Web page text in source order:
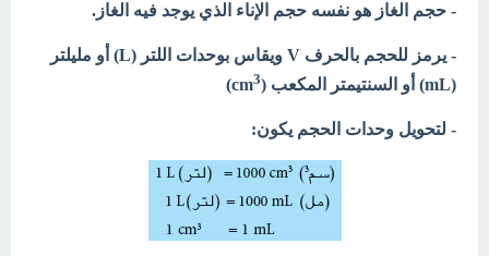
- حجم الغاز هو نفسه حجم الإناء الذي يوجد فيه الغاز.
- يرمز
للحجم بالحرف V ويقاس بوحدات اللتر (L) أو مليلتر
(mL) أو
السنتيمتر المكعب (cm3
)
- لتحويل وحدات الحجم يكون: